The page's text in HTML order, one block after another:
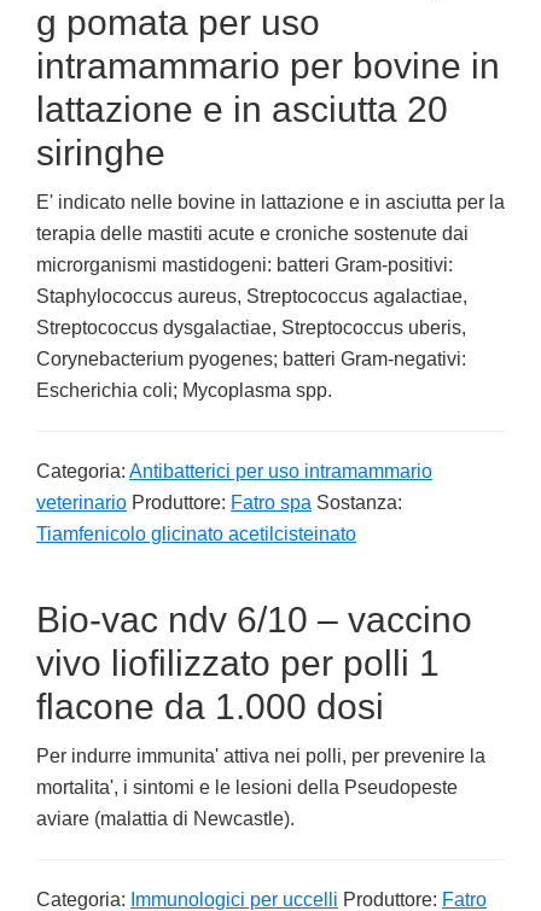
g pomata per uso
intramammario per bovine in
lattazione e in asciutta 20
siringhe
E' indicato nelle bovine in lattazione e in asciutta per la
terapia delle mastiti acute e croniche sostenute dai
microrganismi mastidogeni: batteri Gram-positivi:
Staphylococcus aureus, Streptococcus agalactiae,
Streptococcus dysgalactiae, Streptococcus uberis,
Corynebacterium pyogenes; batteri Gram-negativi:
Escherichia coli; Mycoplasma spp.
Categoria: Antibatterici per uso intramammario
veterinario Produttore: Fatro spa Sostanza:
Tiamfenicolo glicinato acetilcisteinato
Bio-vac ndv 6/10 – vaccino
vivo liofilizzato per polli 1
flacone da 1.000 dosi
Per indurre immunita' attiva nei polli, per prevenire la
mortalita', i sintomi e le lesioni della Pseudopeste
aviare (malattia di Newcastle).
Categoria: Immunologici per uccelli Produttore: Fatro